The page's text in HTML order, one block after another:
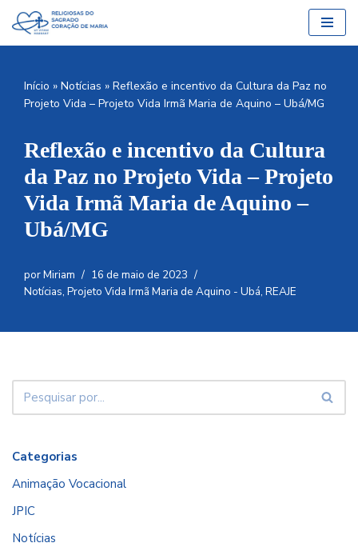
Pular
conteúdo
Início » Notícias » Reflexão e incentivo da Cultura da Paz no
Projeto Vida – Projeto Vida Irmã Maria de Aquino – Ubá/MG
Reflexão e incentivo da Cultura
da Paz no Projeto Vida – Projeto
Vida Irmã Maria de Aquino –
Ubá/MG
porMiriam
16 de maio de 2023
Notícias, Projeto Vida Irmã Maria de Aquino - Ubá, REAJE
Categorias
Animação Vocacional
JPIC
Notícias